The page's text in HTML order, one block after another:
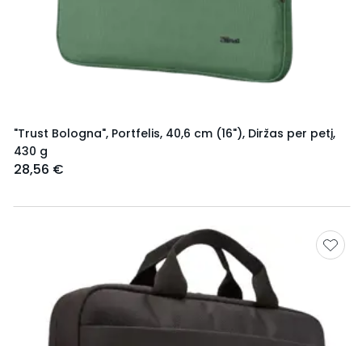
"Trust Bologna", Portfelis, 40,6 cm (16"), Diržas per petį,
430 g
28,56 €